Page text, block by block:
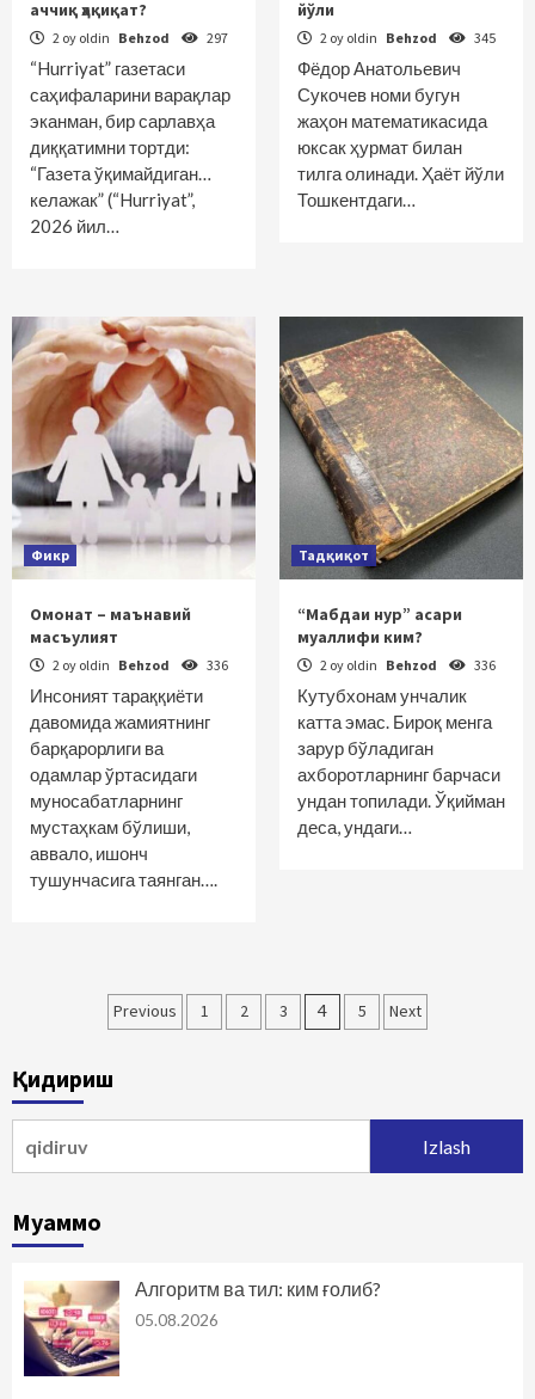
аччиқ ҳақиқат?
2 oy oldin Behzod 297
“Hurriyat” газетаси
саҳифаларини варақлар
эканман, бир сарлавҳа
диққатимни тортди:
“Газета ўқимайдиган…
келажак” (“Hurriyat”,
2026 йил…
йўли
2 oy oldin Behzod 345
Фёдор Анатольевич
Сукочев номи бугун
жаҳон математикасида
юксак ҳурмат билан
тилга олинади. Ҳаёт йўли
Тошкентдаги…
Фикр
Омонат – маънавий
масъулият
2 oy oldin Behzod 336
Инсоният тараққиёти
давомида жамиятнинг
барқарорлиги ва
одамлар ўртасидаги
муносабатларнинг
мустаҳкам бўлиши,
аввало, ишонч
тушунчасига таянган….
Тадқиқот
“Мабдаи нур” асари
муаллифи ким?
2 oy oldin Behzod 336
Кутубхонам унчалик
катта эмас. Бироқ менга
зарур бўладиган
ахборотларнинг барчаси
ундан топилади. Ўқийман
деса, ундаги…
Maqolalar
harakatlanish
Previous 1 2 3 4 5 Next
Қидириш
Муаммо
Алгоритм ва тил: ким ғолиб?
05.08.2026